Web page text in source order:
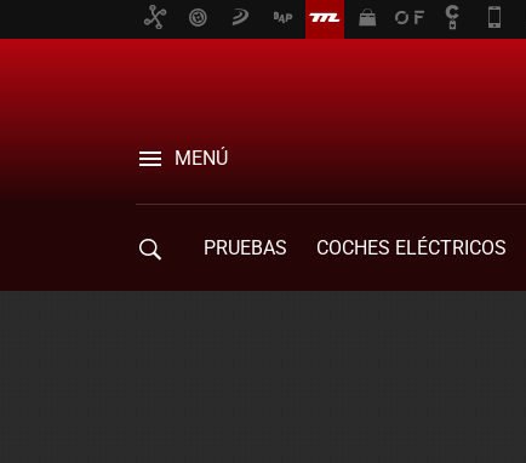
MENÚ
PRUEBAS COCHES ELÉCTRICOS